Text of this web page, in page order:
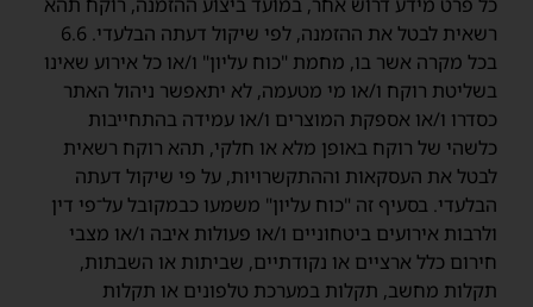
רשאית לבטל את ההזמנה, לפי שיקול דעתה הבלעדי. 6.6
בכל מקרה אשר בו, מחמת "כוח עליון" ו/או כל אירוע שאינו
בשליטת רוקח ו/או מי מטעמה, לא יתאפשר ניהול האתר
כסדרו ו/או אספקת המוצרים ו/או עמידה בהתחייבות
כלשהי של רוקח באופן מלא או חלקי, תהא רוקח רשאית
לבטל את העסקאות וההתקשרויות, על פי שיקול דעתה
הבלעדי. בסעיף זה "כוח עליון" משמעו כבמקובל על־פי דין
ולרבות אירועים ביטחוניים ו/או פעולות איבה ו/או מצבי
חירום כלל ארציים או נקודתיים, שביתות או השבתות,
תקלות מחשב, תקלות במערכת טלפונים או תקלות